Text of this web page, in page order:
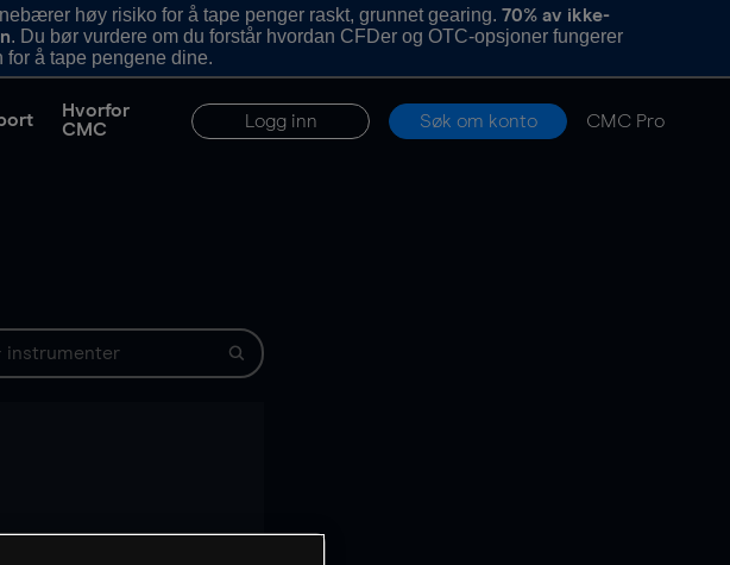
høy risiko for å tape penger raskt, grunnet gearing.70% av ikke-
. Du bør vurdere om du forstår hvordan CFDer og OTC-opsjoner fungerer
å tape pengene dine.
Hvorfor
CMC
Logg inn Søk om konto CMC Pro